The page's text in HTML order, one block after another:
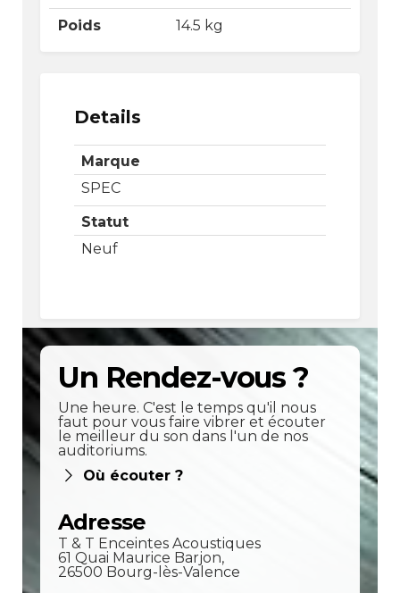
Poids 14.5 kg
Details
Marque
SPEC
Statut
Neuf
Un Rendez-vous ?
Une heure. C'est le temps qu'il nous
faut pour vous faire vibrer et écouter
le meilleur du son dans l'un de nos
auditoriums.
Où écouter ?
Adresse
T & T Enceintes Acoustiques
61 Quai Maurice Barjon,
26500 Bourg-lès-Valence